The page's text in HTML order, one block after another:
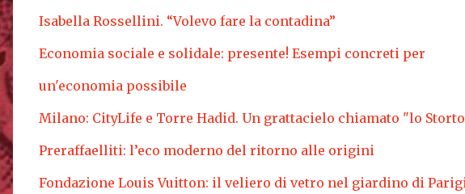
Isabella Rossellini. “Volevo fare la contadina”
Economia sociale e solidale: presente! Esempi concreti per
un'economia possibile
Milano: CityLife e Torre Hadid. Un grattacielo chiamato "lo
Preraffaelliti: l’eco moderno del ritorno alle origini
Fondazione Louis Vuitton: il veliero di vetro nel giardino di